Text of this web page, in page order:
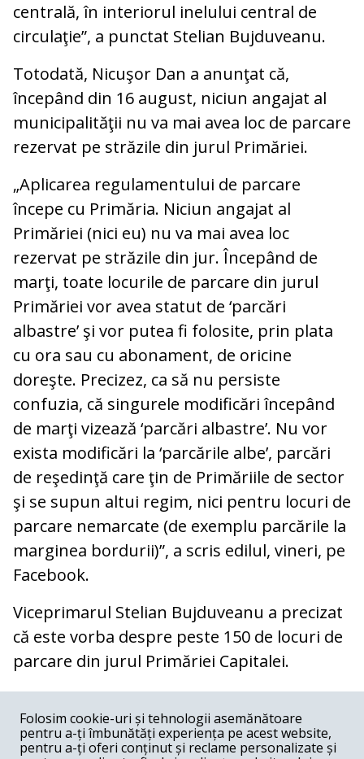
centrală, în interiorul inelului central de
circulaţie”, a punctat Stelian Bujduveanu.
Totodată, Nicuşor Dan a anunţat că,
începând din 16 august, niciun angajat al
municipalităţii nu va mai avea loc de parcare
rezervat pe străzile din jurul Primăriei.
„Aplicarea regulamentului de parcare
începe cu Primăria. Niciun angajat al
Primăriei (nici eu) nu va mai avea loc
rezervat pe străzile din jur. Începând de
marţi, toate locurile de parcare din jurul
Primăriei vor avea statut de ‘parcări
albastre’ şi vor putea fi folosite, prin plata
cu ora sau cu abonament, de oricine
doreşte. Precizez, ca să nu persiste
confuzia, că singurele modificări începând
de marţi vizează ‘parcări albastre’. Nu vor
exista modificări la ‘parcările albe’, parcări
de reşedinţă care ţin de Primăriile de sector
şi se supun altui regim, nici pentru locuri de
parcare nemarcate (de exemplu parcările la
marginea bordurii)”, a scris edilul, vineri, pe
Facebook.
Viceprimarul Stelian Bujduveanu a precizat
că este vorba despre peste 150 de locuri de
parcare din jurul Primăriei Capitalei.
COMENTARII
Nume
Folosim cookie-uri și tehnologii asemănătoare
pentru a-ți îmbunătăți experiența pe acest website,
pentru a-ți oferi conținut și reclame personalizate și